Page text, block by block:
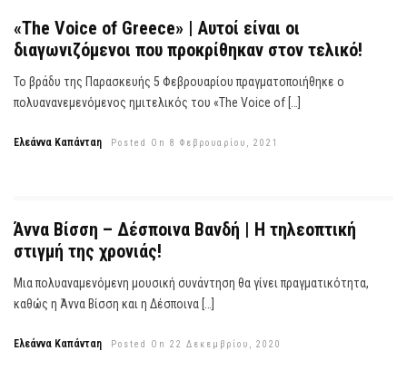
«The Voice of Greece» | Αυτοί είναι οι
διαγωνιζόμενοι που προκρίθηκαν στον τελικό!
Το βράδυ της Παρασκευής 5 Φεβρουαρίου πραγματοποιήθηκε ο
πολυανανεμενόμενος ημιτελικός του «The Voice of […]
Ελεάννα Καπάνταη Posted On 8 Φεβρουαρίου, 2021
Άννα Βίσση – Δέσποινα Βανδή | Η τηλεοπτική
στιγμή της χρονιάς!
Μια πολυαναμενόμενη μουσική συνάντηση θα γίνει πραγματικότητα,
καθώς η Άννα Βίσση και η Δέσποινα […]
Ελεάννα Καπάνταη Posted On 22 Δεκεμβρίου, 2020